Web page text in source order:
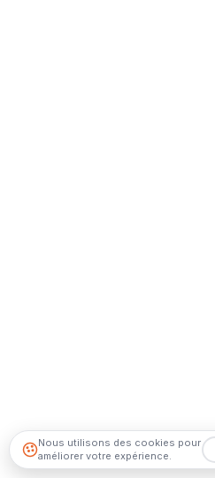
Nous utilisons des cookies pour
améliorer votre expérience.